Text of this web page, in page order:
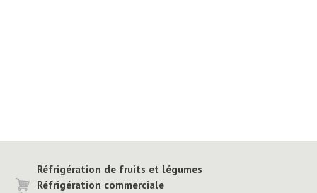
Réfrigération de fruits et légumes
Réfrigération commerciale